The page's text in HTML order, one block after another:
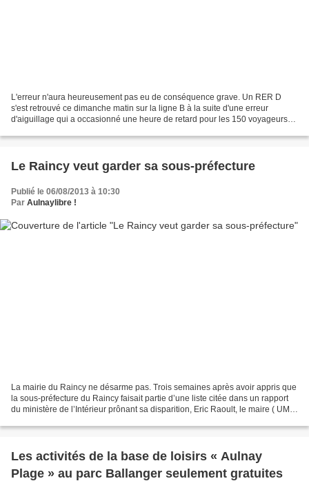
L'erreur n'aura heureusement pas eu de conséquence grave. Un RER D
s'est retrouvé ce dimanche matin sur la ligne B à la suite d'une erreur
d'aiguillage qui a occasionné une heure de retard pour les 150 voyageurs
Le Raincy veut garder sa sous-préfecture
Publié le 06/08/2013 à 10:30
Par Aulnaylibre !
La mairie du Raincy ne désarme pas. Trois semaines après avoir appris que
la sous-préfecture du Raincy faisait partie d’une liste citée dans un rapport
du ministère de l’Intérieur prônant sa disparition, Eric Raoult, le maire ( UMP
Les activités de la base de loisirs « Aulnay
Plage » au parc Ballanger seulement gratuites